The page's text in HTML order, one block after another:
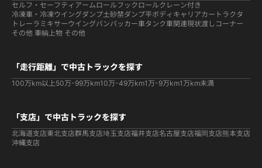
セルフ・セーフティ アームロールフックロールクレーン付き
冷凍車・冷凍ウイングダンプ土砂禁ダンプ平ボディ キャリアカー トラクタ
トレーラ ミキサーウイングバンパッカー車タンク車関連現状渡しコーナー
その他 車輌上物 その他
「走行距離」で中古トラックを探す
100万km以上50万-99万km10万-49万km1万-9万km1万km未満
「支店」で中古トラックを探す
北海道支店東北支店群馬支店埼玉支店福井支店名古屋支店福岡支店熊本支店
沖縄支店